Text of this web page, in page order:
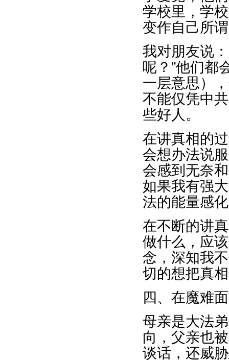
学校里，学
变作自己所
我对朋友说
呢？”他们都
一层意思）
不能仅凭中
些好人。
在讲真相的
会想办法说
会感到无奈
如果我有强
法的能量感
在不断的讲
做什么，应
念，深知我
切的想把真
四、在魔难
母亲是大法
向，父亲也
谈话，还威